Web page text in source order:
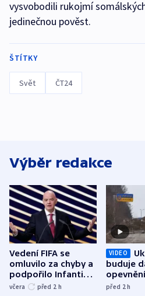
vysvobodili rukojmí
jedinečnou pověst.
ŠTÍTKY
Svět ČT24
Výběr redakce
Vedení FIFA se
omluvilo za chyby a
podpořilo Infantina.
UEFA trvá na
včera před 2 h
VIDEO
buduje
s
před 2h